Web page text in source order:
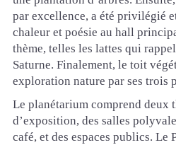
par excellence, a été privilégié
chaleur et poésie au hall
thème, telles les lattes qui
Saturne. Finalement, le toit
exploration nature par ses trois
Le planétarium comprend deux
d’exposition, des salles
café, et des espaces publics. Le